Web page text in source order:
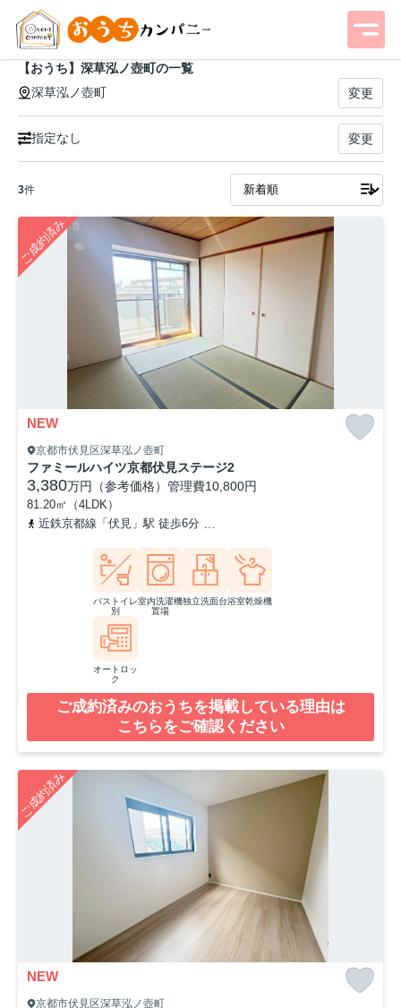
【おうち】深草泓ノ壺町の一覧
深草泓ノ壺町
変更
指定なし 変更
3件
ご成約済み
NEW
京都市伏見区深草泓ノ壺町
ファミールハイツ京都伏見ステージ2
3,380万円（参考価格） 管理費10,800円
81.20㎡（4LDK）
近鉄京都線「伏見」駅 徒歩6分
バストイレ
別
室内洗濯機
置場
独立洗面台浴室乾燥機
オートロッ
ク
ご成約済みのおうちを掲載している理由は
こちらをご確認ください
ご成約済み
NEW
京都市伏見区深草泓ノ壺町